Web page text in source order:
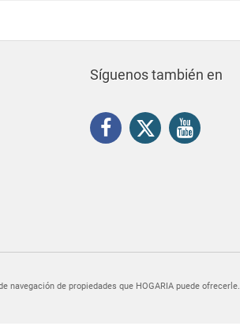
Síguenos también en
de propiedades que HOGARIA puede ofrecerle.